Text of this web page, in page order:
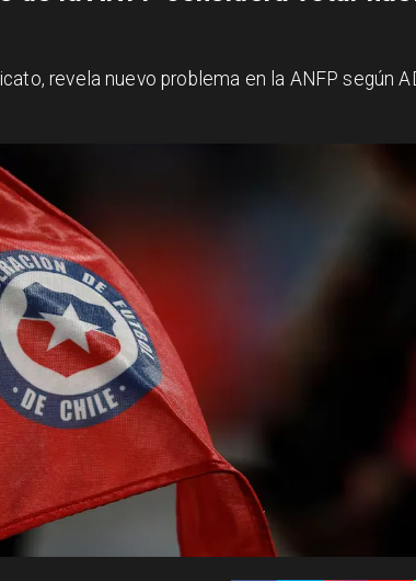
revela nuevo problema en la ANFP según